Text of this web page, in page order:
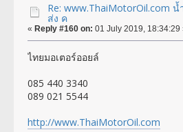
Re: www.ThaiMotorOil.com
ส่ง ค
« Reply #160 on: 01 July 2019, 18:34:29
ไทยมอเตอร์ออยล์
085 440 3340
089 021 5544
http://www.ThaiMotorOil.com